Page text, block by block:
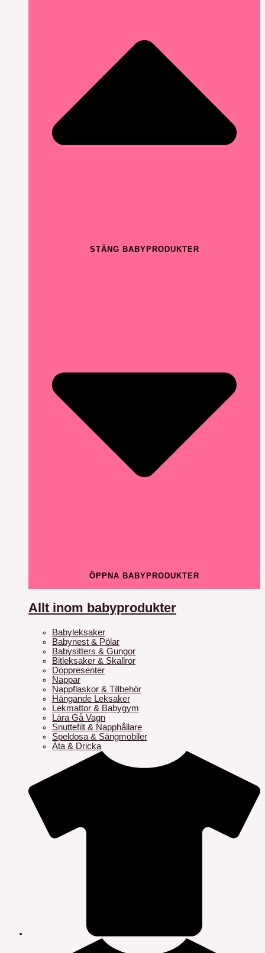
STÄNG BABYPRODUKTER
ÖPPNA BABYPRODUKTER
Allt inom babyprodukter
Babyleksaker
Babynest & Pölar
Babysitters & Gungor
Bitleksaker & Skallror
Doppresenter
Nappar
Nappflaskor & Tillbehör
Hängande Leksaker
Lekmattor & Babygym
Lära Gå Vagn
Snuttefilt & Napphållare
Speldosa & Sängmobiler
Äta & Dricka